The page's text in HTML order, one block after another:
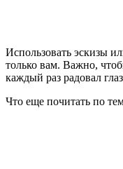
Использовать эскизы
только вам. Важно,
каждый раз радовал
Что еще почитать по